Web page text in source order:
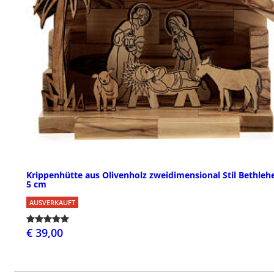
Krippenhütte aus Olivenholz zweidimensional Stil
5 cm
AUSVERKAUFT
€ 39,00